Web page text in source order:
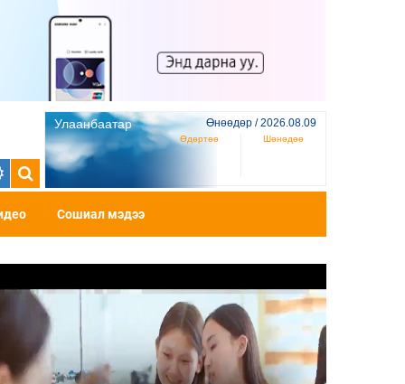
Улаанбаатар Өнөөдөр / 2026.08.09
Өдөртөө Шөнөдөө
Сошиал мэдээ